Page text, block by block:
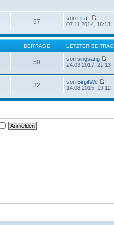
57 von LiLa°
07.11.2014, 16:13
BEITRÄGE LETZTER BEITRAG
50 vonsingsang
24.03.2017, 21:13
32 von BirgitWe
14.08.2015, 19:12